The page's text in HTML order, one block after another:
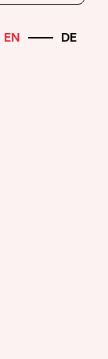
EN DE
ist oder
langsam ans
überwältigend
haben wir
an dieses
und Kraft